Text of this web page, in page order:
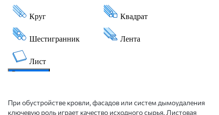
При обустройстве кровли, фасадов или систем дымоудаления
ключевую роль играет качество исходного сырья. Листовая